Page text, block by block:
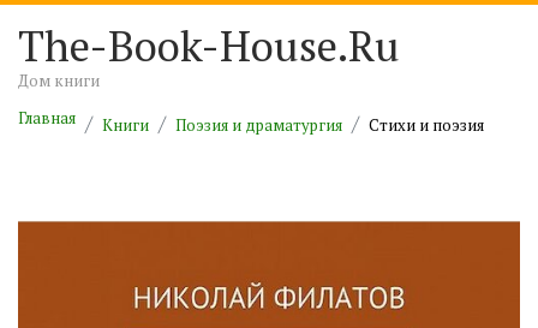
The-Book-House.Ru
Дом книги
Главная
Книги Поэзия и драматургия Cтихи и поэзия